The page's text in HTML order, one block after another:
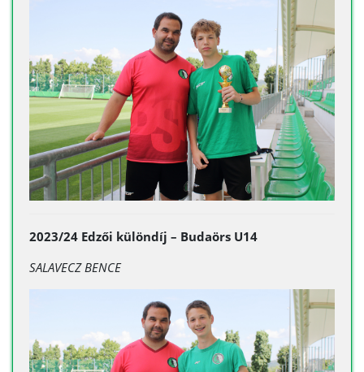
2023/24 Edzői különdíj – Budaörs U14
SALAVECZ BENCE